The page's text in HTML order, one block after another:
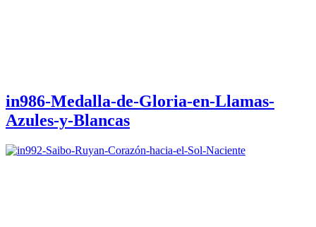
in986-Medalla-de-Gloria-en-Llamas-
Azules-y-Blancas